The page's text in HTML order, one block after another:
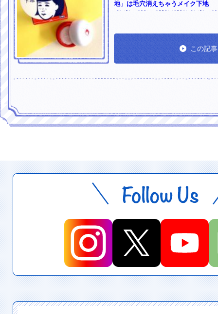
地」は毛穴消えちゃうメイク下地
この記